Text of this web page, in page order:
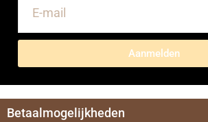
Aanmelden
Betaalmogelijkheden